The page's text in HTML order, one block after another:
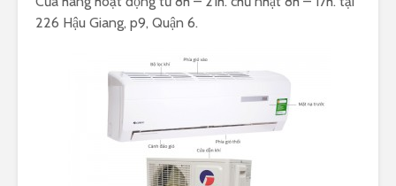
226 Hậu Giang, p9, Quận 6.